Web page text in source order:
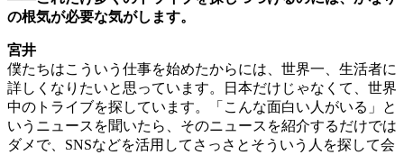
の根気が必要な気がします。
宮井
僕たちはこういう仕事を始めたからには、世界一、生活者に
詳しくなりたいと思っています。日本だけじゃなくて、世界
中のトライブを探しています。「こんな面白い人がいる」と
いうニュースを聞いたら、そのニュースを紹介するだけでは
ダメで、SNSなどを活用してさっさとそういう人を探して会